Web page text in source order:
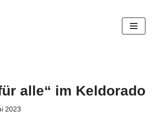
alle“ im Keldorado
2023